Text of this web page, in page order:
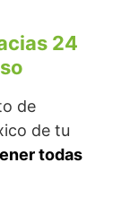
24
de
de tu
todas